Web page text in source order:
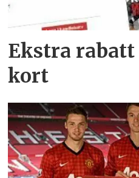
Ekstra
kort